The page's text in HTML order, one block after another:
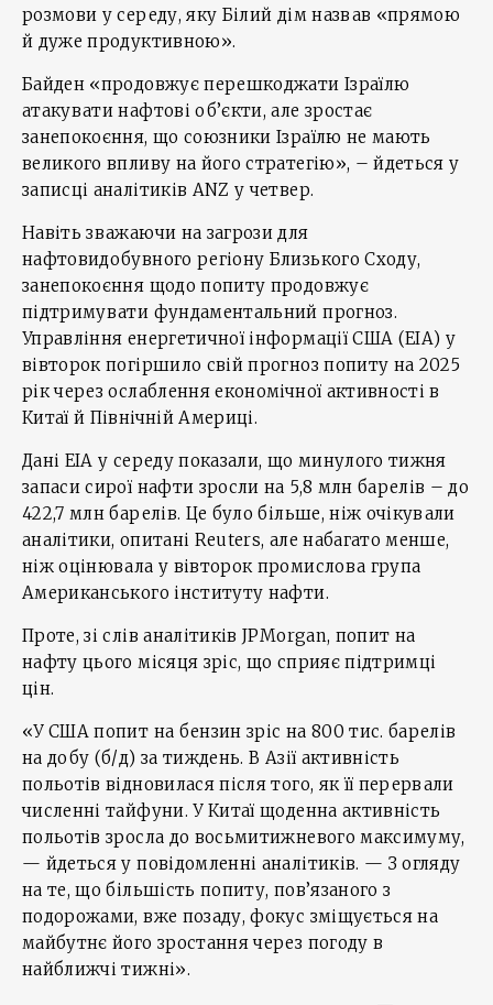
розмови у середу, яку Білий дім назвав «прямою
й дуже продуктивною».
Байден «продовжує перешкоджати Ізраїлю
атакувати нафтові об’єкти, але зростає
занепокоєння, що союзники Ізраїлю не мають
великого впливу на його стратегію», – йдеться у
записці аналітиків ANZ у четвер.
Навіть зважаючи на загрози для
нафтовидобувного регіону Близького Сходу,
занепокоєння щодо попиту продовжує
підтримувати фундаментальний прогноз.
Управління енергетичної інформації США (EIA) у
вівторок погіршило свій прогноз попиту на 2025
рік через ослаблення економічної активності в
Китаї й Північній Америці.
Дані EIA у середу показали, що минулого тижня
запаси сирої нафти зросли на 5,8 млн барелів – до
422,7 млн барелів. Це було більше, ніж очікували
аналітики, опитані Reuters, але набагато менше,
ніж оцінювала у вівторок промислова група
Американського інституту нафти.
Проте, зі слів аналітиків JPMorgan, попит на
нафту цього місяця зріс, що сприяє підтримці
цін.
«У США попит на бензин зріс на 800 тис. барелів
на добу (б/д) за тиждень. В Азії активність
польотів відновилася після того, як її перервали
численні тайфуни. У Китаї щоденна активність
польотів зросла до восьмитижневого максимуму,
— йдеться у повідомленні аналітиків. — З огляду
на те, що більшість попиту, пов’язаного з
подорожами, вже позаду, фокус зміщується на
майбутнє його зростання через погоду в
найближчі тижні».